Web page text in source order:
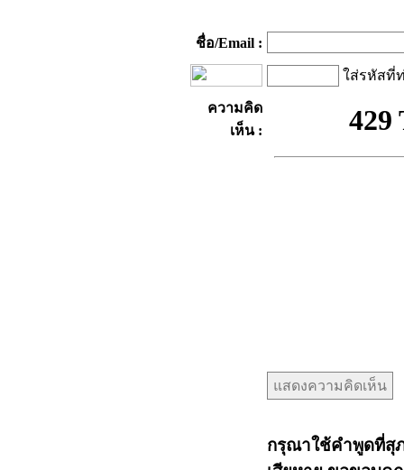
ชื่อ/Email :
ใส่รหัสที่
ความคิด
เห็น :
กรุณาใช้คำพูดที่สุ